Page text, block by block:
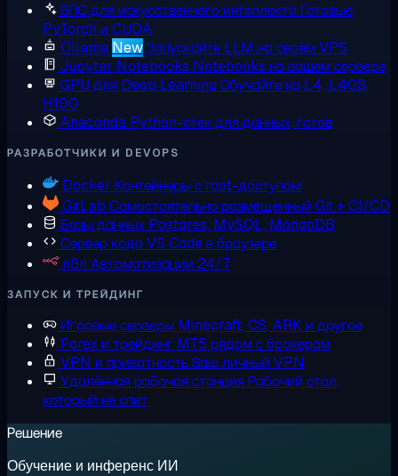
ВПС для искусственного интеллектаГотовые
PyTorch и CUDA
Ollama NewЗапускайте LLM на своём VPS
Jupyter Notebooks Notebooks на вашем сервере
GPU для Deep Learning Обучайте на L4, L40S,
H100
Anaconda Python-стек для данных, готов
РАЗРАБОТЧИКИ И DEVOPS
Docker Контейнеры с root-доступом
GitLab Самостоятельно размещенный Git + CI/CD
Базы данных Postgres, MySQL, MongoDB
Сервер кодаVS Code в браузере
n8n Автоматизации 24/7
ЗАПУСК И ТРЕЙДИНГ
Игровые серверы Minecraft, CS, ARK и другое
Forex и трейдинг MT5 рядом с брокером
VPN и приватностьВаш личный VPN
Удалённая рабочая станцияРабочий стол,
который не спит
Решение
Обучение и инференс ИИ